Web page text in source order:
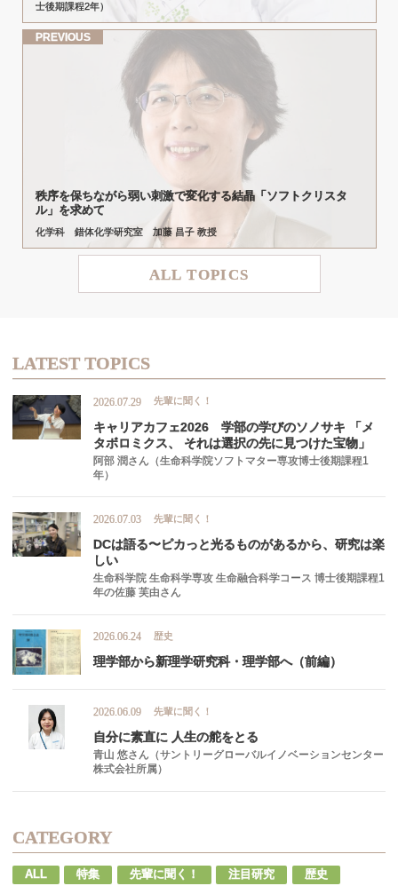
士後期課程2年）
PREVIOUS
秩序を保ちながら弱い刺激で変化する結晶「ソフトクリスタ
ル」を求めて
化学科 錯体化学研究室 加藤 昌子 教授
ALL TOPICS
LATEST TOPICS
2026.07.29 先輩に聞く！
キャリアカフェ2026 学部の学びのソノサキ
「メ
タボロミクス、
それは選択の先に見つけた宝物」
阿部 潤さん（生命科学院ソフトマター専攻博士後期課程1
年）
2026.07.03 先輩に聞く！
DCは語る〜ピカっと光るものがあるから、 研究は楽
しい
生命科学院 生命科学専攻 生命融合科学コース 博士後期課程1
年の佐藤 芙由さん
2026.06.24 歴史
理学部から新理学研究科・理学部へ（前編）
2026.06.09 先輩に聞く！
自分に素直に 人生の舵をとる
青山 悠さん（サントリーグローバルイノベーションセンター
株式会社所属）
CATEGORY
ALL 特集 先輩に聞く！ 注目研究 歴史